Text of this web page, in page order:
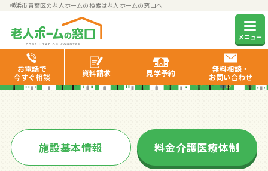
横浜市青葉区の老人ホームの検索は老人ホームの窓口へ
メニュー
お電話で
今すぐ相談
資料請求 見学予約
無料相談・
お問い合わせ
フローレンスケア美しが丘
施設基本情報 料金介護医療体制